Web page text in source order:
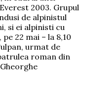
2003. Grupul
de alpinistul
si ei alpinisti cu
22 mai – la 8,10
urmat de
roman din